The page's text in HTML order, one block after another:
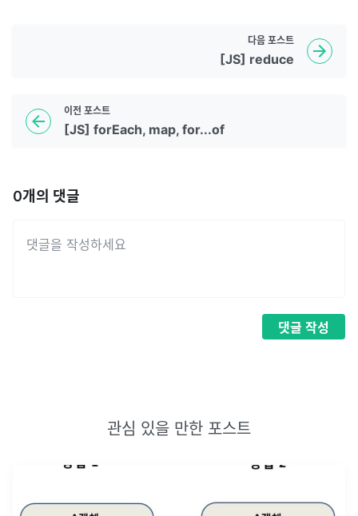
이전 포스트
[JS] forEach, map, for...of
다음 포스트
[JS] reduce
0개의 댓글
댓글 작성
관심 있을 만한 포스트